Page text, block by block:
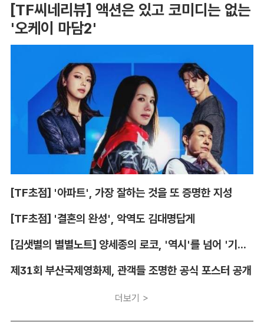
[TF씨네리뷰] 액션은 있고 코미디는 없는
'오케이 마담2'
[TF초점] '아파트', 가장 잘하는 것을 또 증명한 지성
[TF초점] '결혼의 완성', 악역도 김대명답게
[김샛별의 별별노트] 양세종의 로코, '역시'를 넘어 '기대 이상'
제31회 부산국제영화제, 관객들 조명한 공식 포스터 공개
더보기 >